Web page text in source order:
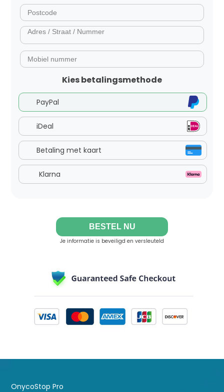
Kies betalingsmethode
PayPal
iDeal
Betaling met kaart
Klarna
BESTEL NU
Je informatie is beveiligd en versleuteld
OnycoStop Pro